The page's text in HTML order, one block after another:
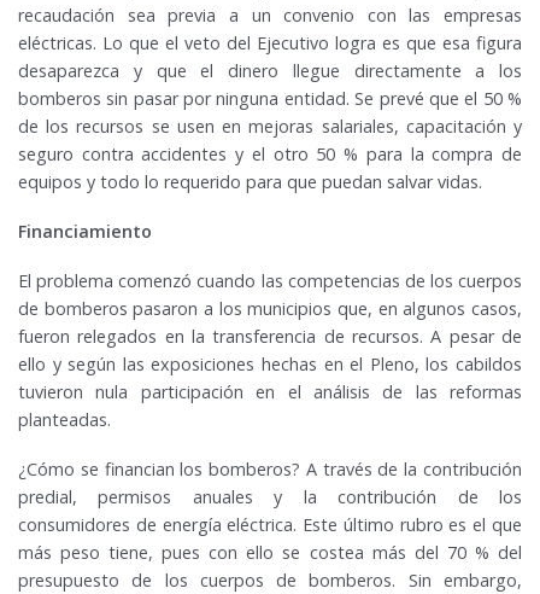
recaudación sea previa a un convenio con las empresas
eléctricas. Lo que el veto del Ejecutivo logra es que esa figura
desaparezca y que el dinero llegue directamente a los
bomberos sin pasar por ninguna entidad. Se prevé que el 50 %
de los recursos se usen en mejoras salariales, capacitación y
seguro contra accidentes y el otro 50 % para la compra de
equipos y todo lo requerido para que puedan salvar vidas.
Financiamiento
El problema comenzó cuando las competencias de los cuerpos
de bomberos pasaron a los municipios que, en algunos casos,
fueron relegados en la transferencia de recursos. A pesar de
ello y según las exposiciones hechas en el Pleno, los cabildos
tuvieron nula participación en el análisis de las reformas
planteadas.
¿Cómo se financian los bomberos? A través de la contribución
predial, permisos anuales y la contribución de los
consumidores de energía eléctrica. Este último rubro es el que
más peso tiene, pues con ello se costea más del 70 % del
presupuesto de los cuerpos de bomberos. Sin embargo,